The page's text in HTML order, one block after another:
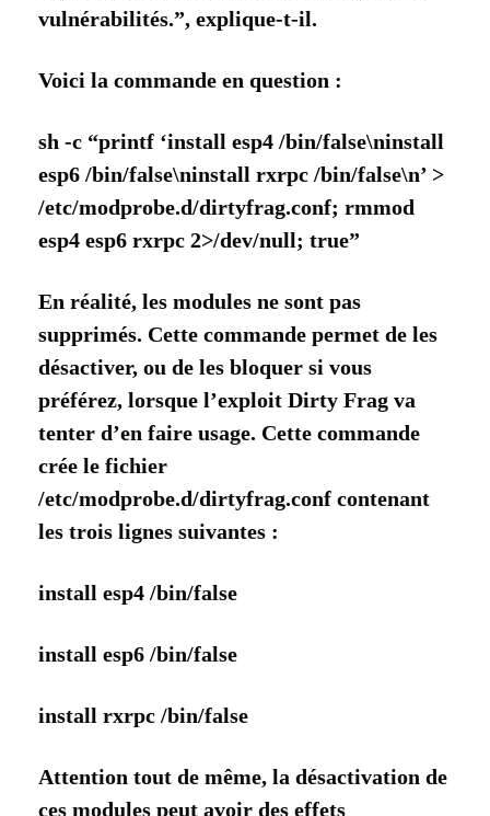
vulnérabilités.”, explique-t-il.
Voici la commande en question :
sh -c “printf ‘install esp4 /bin/false\ninstall
esp6 /bin/false\ninstall rxrpc /bin/false\n’ >
/etc/modprobe.d/dirtyfrag.conf; rmmod
esp4 esp6 rxrpc 2>/dev/null; true”
En réalité, les modules ne sont pas
supprimés. Cette commande permet de les
désactiver, ou de les bloquer si vous
préférez, lorsque l’exploit Dirty Frag va
tenter d’en faire usage. Cette commande
crée le fichier
/etc/modprobe.d/dirtyfrag.conf contenant
les trois lignes suivantes :
install esp4 /bin/false
install esp6 /bin/false
install rxrpc /bin/false
Attention tout de même, la désactivation de
ces modules peut avoir des effets